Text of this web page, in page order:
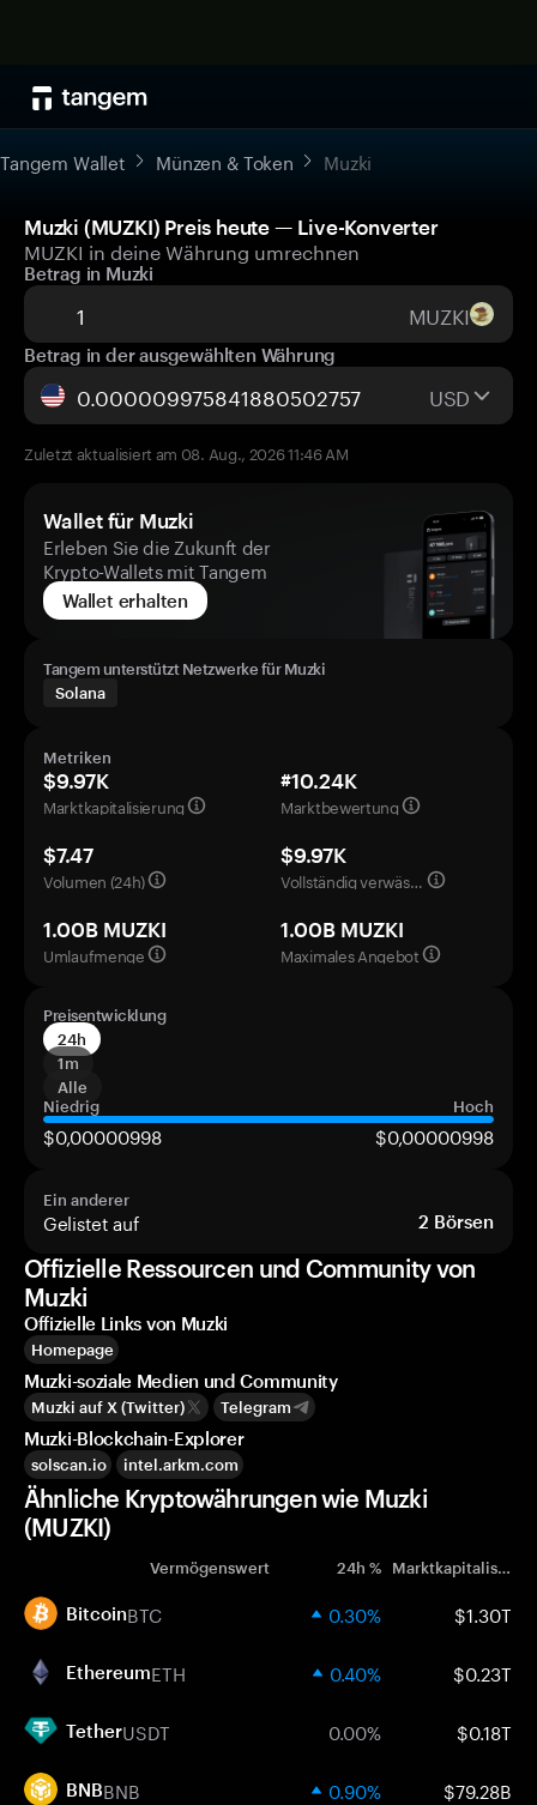
Tangem Wallet Münzen & Token Muzki
Muzki (MUZKI) Preis heute — Live-Konverter
MUZKI in deine Währung umrechnen
Betrag in Muzki
MUZKI
Betrag in der ausgewählten Währung
USD
Zuletzt aktualisiert am 08. Aug., 2026 11:46 AM
Wallet für Muzki
Erleben Sie die Zukunft der
Krypto-Wallets mit Tangem
Wallet erhalten
Tangem unterstützt Netzwerke für Muzki
Solana
Metriken
$9.97K
Marktkapitalisierung
#10.24K
Marktbewertung
$7.47
Volumen (24h)
$9.97K
Vollständig verwässerte Bewertung
1.00B MUZKI
Umlaufmenge
1.00B MUZKI
Maximales Angebot
Preisentwicklung
24h
1m
Alle
Niedrig
Hoch
$0,00000998 $0,00000998
Ein anderer
Gelistet auf 2 Börsen
Offizielle Ressourcen und Community von
Muzki
Offizielle Links von Muzki
Homepage
Muzki-soziale Medien und Community
Muzki auf X (Twitter) Telegram
Muzki-Blockchain-Explorer
solscan.io intel.arkm.com
Ähnliche Kryptowährungen wie Muzki
(MUZKI)
Vermögenswert 24h % Marktkapitalisierung
BitcoinBTC 0.30% $1.30T
EthereumETH 0.40% $0.23T
TetherUSDT 0.00% $0.18T
BNBBNB 0.90% $79.28B